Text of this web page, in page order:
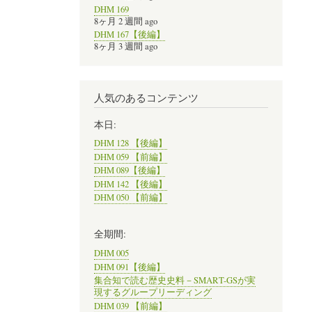
DHM 169
8ヶ月 2 週間 ago
DHM 167【後編】
8ヶ月 3 週間 ago
人気のあるコンテンツ
本日:
DHM 128 【後編】
DHM 059 【前編】
DHM 089【後編】
DHM 142 【後編】
DHM 050 【前編】
全期間:
DHM 005
DHM 091【後編】
集合知で読む歴史史料－SMART-GSが実
現するグループリーディング
DHM 039 【前編】